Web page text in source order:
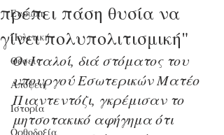
Ευρώπη
Πολιτική
Θέσεις
Απόψεις
Ιστορία
Ορθοδοξία
πρέπει πάση θυσία να
γίνει πολυπολιτισμική"
Οι Ιταλοί, διά στόματος του
υπουργού Εσωτερικών Ματέο
Πιαντεντόζι, γκρέμισαν το
μητσοτακικό αφήγημα ότι